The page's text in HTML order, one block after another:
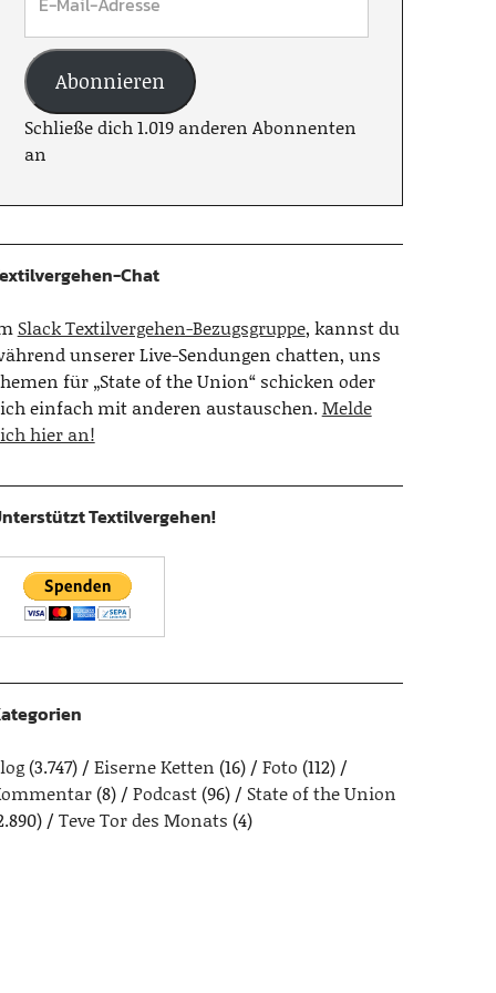
Abonnieren
Schließe dich 1.019 anderen Abonnenten
an
Chat
Slack Textilvergehen-Bezugsgruppe, kannst du
unserer Live-Sendungen chatten, uns
für „State of the Union“ schicken oder
einfach mit anderen austauschen.Melde
hier an!
Textilvergehen!
(3.747) Eiserne Ketten (16) Foto (112)
(8) Podcast(96)
State of the Union
Teve Tor des Monats (4)